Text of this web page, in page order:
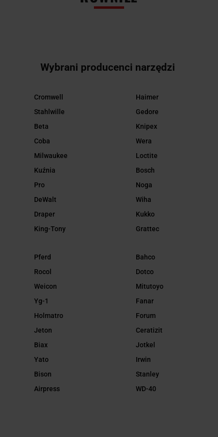
Wybrani producenci narzędzi
Cromwell
Stahlwille
Beta
Coba
Milwaukee
Kuźnia
Pro
DeWalt
Draper
King-Tony
Haimer
Gedore
Knipex
Wera
Loctite
Bosch
Noga
Wiha
Kukko
Grattec
Pferd
Rocol
Weicon
Yg-1
Holmatro
Jeton
Biax
Yato
Bison
Airpress
Bahco
Dotco
Mitutoyo
Fanar
Forum
Ceratizit
Jotkel
Irwin
Stanley
WD-40